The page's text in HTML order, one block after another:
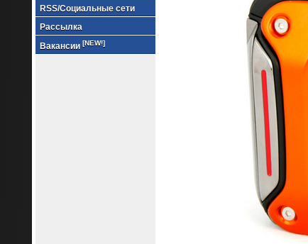
RSS/Социальные сети
Рассылка
Вакансии [NEW!]